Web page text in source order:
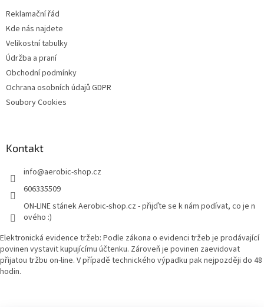
Reklamační řád
Kde nás najdete
Velikostní tabulky
Údržba a praní
Obchodní podmínky
Ochrana osobních údajů GDPR
Soubory Cookies
Kontakt
info@aerobic-shop.cz
606335509
ON-LINE stánek Aerobic-shop.cz - přijďte se k nám podívat, co je n
ového :)
Elektronická evidence tržeb: Podle zákona o evidenci tržeb je prodávající
povinen vystavit kupujícímu účtenku. Zároveň je povinen zaevidovat
přijatou tržbu on-line. V případě technického výpadku pak nejpozději do 48
hodin.